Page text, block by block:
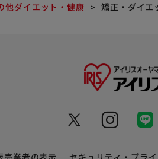
他ダイエット・健康 矯正・ダイエ